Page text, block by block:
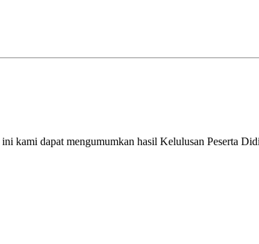
kami dapat mengumumkan hasil Kelulusan Peserta